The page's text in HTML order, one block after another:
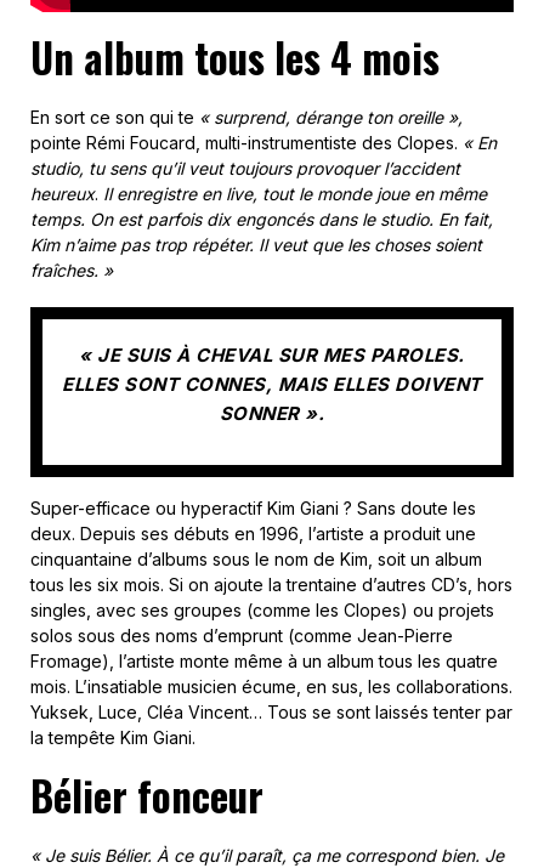
Un album tous les 4 mois
En sort ce son qui te « surprend, dérange ton oreille »,
pointe Rémi Foucard, multi-instrumentiste des Clopes. « En
studio, tu sens qu’il veut toujours provoquer l’accident
heureux. Il enregistre en live, tout le monde joue en même
temps. On est parfois dix engoncés dans le studio. En fait,
Kim n’aime pas trop répéter. Il veut que les choses soient
fraîches. »
« JE SUIS À CHEVAL SUR MES PAROLES.
ELLES SONT CONNES, MAIS ELLES DOIVENT
SONNER ».
Super-efficace ou hyperactif Kim Giani ? Sans doute les
deux. Depuis ses débuts en 1996, l’artiste a produit une
cinquantaine d’albums sous le nom de Kim, soit un album
tous les six mois. Si on ajoute la trentaine d’autres CD’s, hors
singles, avec ses groupes (comme les Clopes) ou projets
solos sous des noms d’emprunt (comme Jean-Pierre
Fromage), l’artiste monte même à un album tous les quatre
mois. L’insatiable musicien écume, en sus, les collaborations.
Yuksek, Luce, Cléa Vincent… Tous se sont laissés tenter par
la tempête Kim Giani.
Bélier fonceur
« Je suis Bélier. À ce qu’il paraît, ça me correspond bien. Je